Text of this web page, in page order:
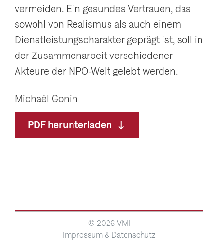
vermeiden. Ein gesundes Vertrauen, das
sowohl von Realismus als auch einem
Dienstleistungscharakter geprägt ist, soll in
der Zusammenarbeit verschiedener
Akteure der NPO-Welt gelebt werden.
Michaël Gonin
PDF herunterladen
© 2026 VMI
Impressum & Datenschutz